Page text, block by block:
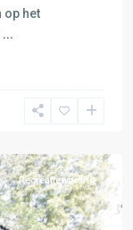
op het
...
Recreatiewoning